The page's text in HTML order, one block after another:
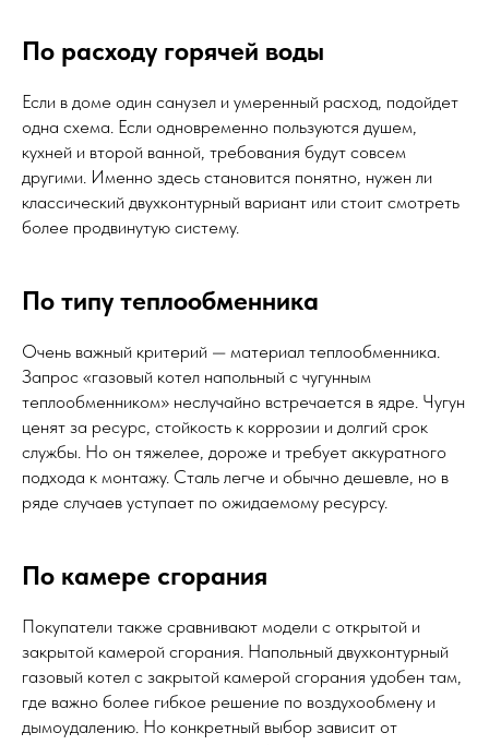
По расходу горячей воды
Если в доме один санузел и умеренный расход, подойдет
одна схема. Если одновременно пользуются душем,
кухней и второй ванной, требования будут совсем
другими. Именно здесь становится понятно, нужен ли
классический двухконтурный вариант или стоит смотреть
более продвинутую систему.
По типу теплообменника
Очень важный критерий — материал теплообменника.
Запрос «газовый котел напольный с чугунным
теплообменником» неслучайно встречается в ядре. Чугун
ценят за ресурс, стойкость к коррозии и долгий срок
службы. Но он тяжелее, дороже и требует аккуратного
подхода к монтажу. Сталь легче и обычно дешевле, но в
ряде случаев уступает по ожидаемому ресурсу.
По камере сгорания
Покупатели также сравнивают модели с открытой и
закрытой камерой сгорания. Напольный двухконтурный
газовый котел с закрытой камерой сгорания удобен там,
где важно более гибкое решение по воздухообмену и
дымоудалению. Но конкретный выбор зависит от